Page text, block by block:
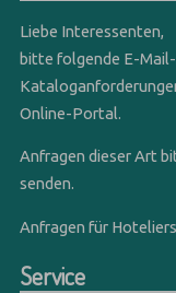
Liebe Interessenten,
bitte folgende E-
Online-Portal.
Anfragen dieser Art
senden.
Anfragen für
Service